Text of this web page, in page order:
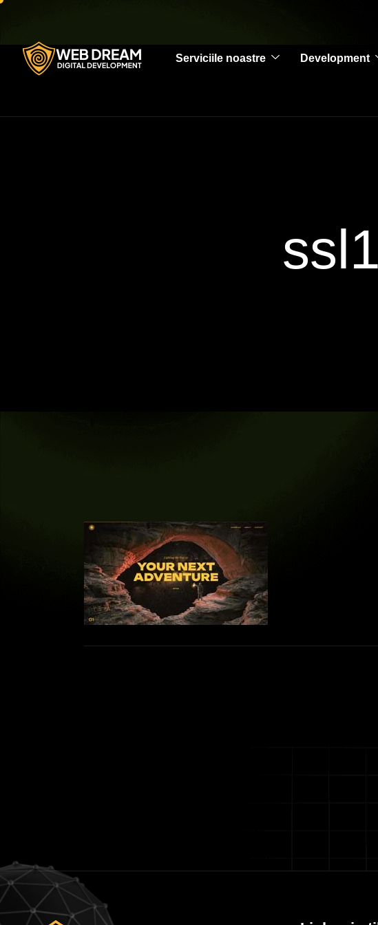
Serviciile noastre Development